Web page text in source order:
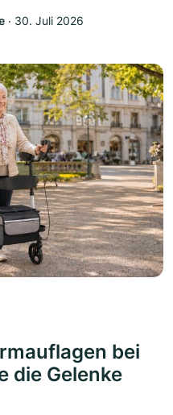
‧ 30. Juli 2026
bei
die Gelenke